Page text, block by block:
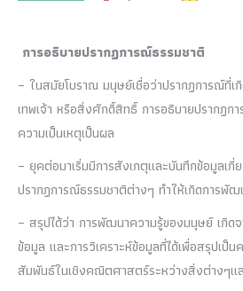
การอธิบายปรากฏการณ์ธรรมชาติ
– ในสมัยโบราณ มนุษย์เชื่อว่าปรากฏการณ์ที่เ
เทพเจ้า หรือสิ่งศักดิ์สิทธิ์ การอธิบายปรากฏก
ความเป็นเหตุเป็นผล
– ยุคต่อมาเริ่มมีการสังเกตุและบันทึกข้อมูลเ
ปรากฏการณ์ธรรมชาติต่างๆ ทำให้เกิดการพั
– สรุปได้ว่า การพัฒนาความรู้ของมนุษย์ เกิด
ข้อมูล และการวิเคราะห์ข้อมูลที่ได้เพื่อสรุปเป็
สัมพันธ์ในเชิงคณิตศาสตร์ระหว่างสิ่งต่างๆแ